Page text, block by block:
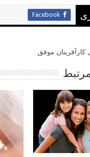
Facebook
کارآفرینان موفق